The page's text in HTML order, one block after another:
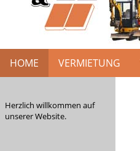
HOME VERMIETUNG
Herzlich willkommen auf
unserer Website.